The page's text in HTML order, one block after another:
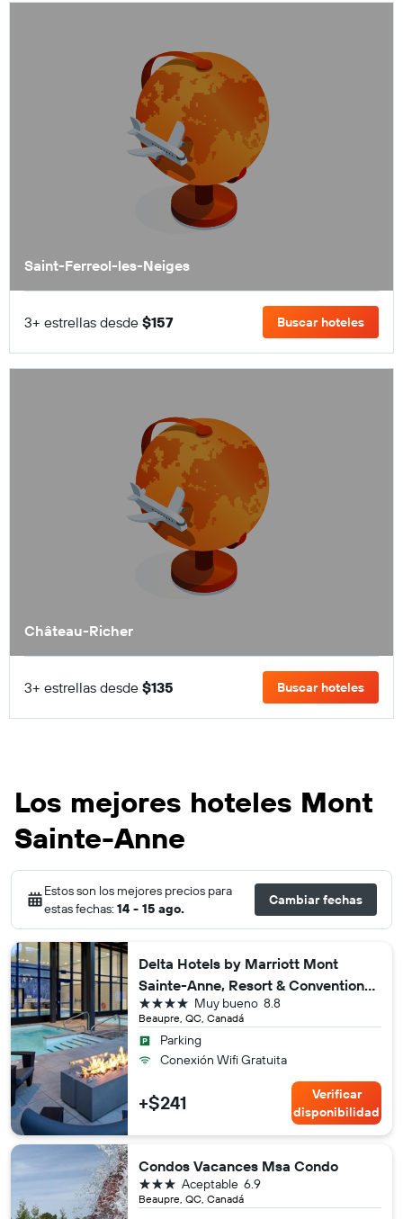
Saint-Ferreol-les-Neiges
3+ estrellas desde $157 Buscar hoteles
Château-Richer
3+ estrellas desde $135 Buscar hoteles
Los mejores hoteles Mont
Sainte-Anne
Estos son los mejores precios para
estas fechas: 14 - 15 ago.
Cambiar fechas
Delta Hotels by Marriott Mont
Sainte-Anne, Resort & Convention
Center
Beaupre, QC, Canadá
8.8
Muy bueno
4 estrellas
Parking
Conexión Wifi Gratuita
+$241
Verificar
disponibilidad
Condos Vacances Msa Condo
Beaupre, QC, Canadá
6.9
Aceptable
3 estrellas